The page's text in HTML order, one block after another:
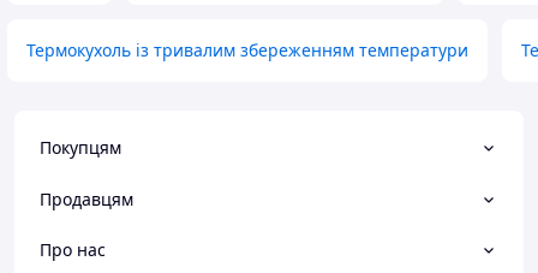
Термокухоль із тривалим збереженням температури
Покупцям
Продавцям
Про нас